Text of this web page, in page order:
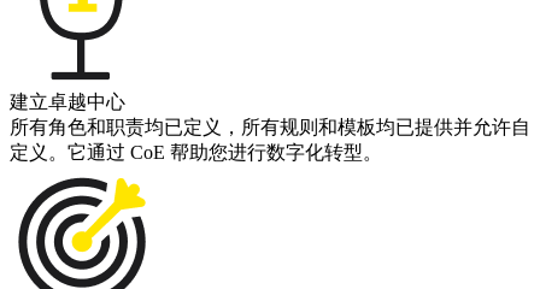
建立卓越中心
所有角色和职责均已定义，所有规则和模板均已提供并允许自
定义。它通过 CoE 帮助您进行数字化转型。